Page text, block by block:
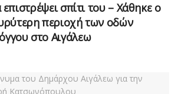
σπίτι του – Χάθηκε ο
περιοχή των οδών
στο Αιγάλεω